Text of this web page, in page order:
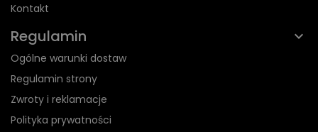
Kontakt
Regulamin
Ogólne warunki dostaw
Regulamin strony
Zwroty i reklamacje
Polityka prywatności